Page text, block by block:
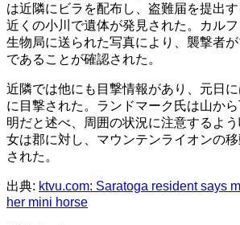
は近隣にビラを配布し、盗難届を提出
近くの小川で遺体が発見された。カル
生物局に送られた写真により、襲撃者
であることが確認された。
近隣では他にも目撃情報があり、元日
に目撃された。ランドマーク氏は山か
明だと述べ、周囲の状況に注意するよ
女は郡に対し、マウンテンライオンの
された。
出典: ktvu.com: Saratoga resident says
her mini horse